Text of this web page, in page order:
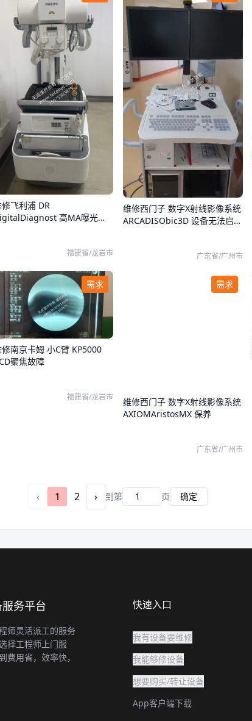
飞利浦 DR
高MA曝光
福建省/龙岩市
维修西门子 数字X射线影像系统
ARCADISObic3D 设备无法启
广东省/广州市
需求
南京卡姆 小C臂 KP5000
聚焦故障
福建省/龙岩市
需求
维修西门子 数字X射线影像系统
AXIOMAristosMX 保养
广东省/广州市
‹ 1 2 › 到第 页 确定
服务平台
师灵活派工的服务
择工程师上门服
费用省，效率快，
快速入口
我有设备要维修
我能够修设备
想要购买/转让设备
App客户端下载